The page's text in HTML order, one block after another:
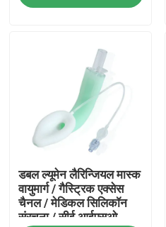
वीआर दिखाएँ
फैक्टरी यात्रा
डबल ल्यूमेन लैरिन्जियल मास्क
वायुमार्ग / गैस्ट्रिक एक्सेस
चैनल / मेडिकल सिलिकॉन
संरचना / सीई आईएसओ